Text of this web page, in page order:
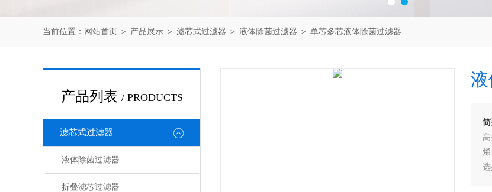
当前位置： 网站首页 ＞ 产品展示 ＞ 滤芯式过滤器 ＞ 液体除菌过滤器 ＞ 单芯多芯液体除菌过滤器
产品列表 / PRODUCTS
滤芯式过滤器
液体除菌过滤器
折叠滤芯过滤器
简